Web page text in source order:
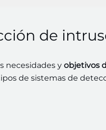
de
necesidades y objetivos
de sistemas de